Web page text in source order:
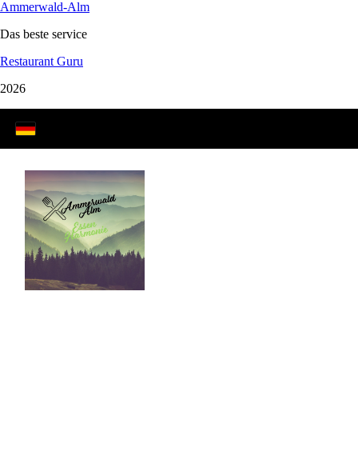
Ammerwald-Alm
Das beste service
Restaurant Guru
2026